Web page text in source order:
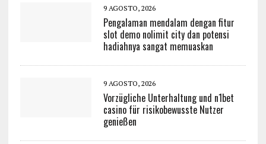
9 AGOSTO, 2026
Pengalaman mendalam dengan fitur
slot demo nolimit city dan potensi
hadiahnya sangat memuaskan
9 AGOSTO, 2026
Vorzügliche Unterhaltung und n1bet
casino für risikobewusste Nutzer
genießen